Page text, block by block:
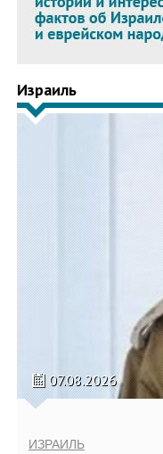
Израиль
07.08.2026
ИЗРАИЛЬ